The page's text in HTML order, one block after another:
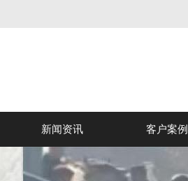
新闻资讯 客户案例